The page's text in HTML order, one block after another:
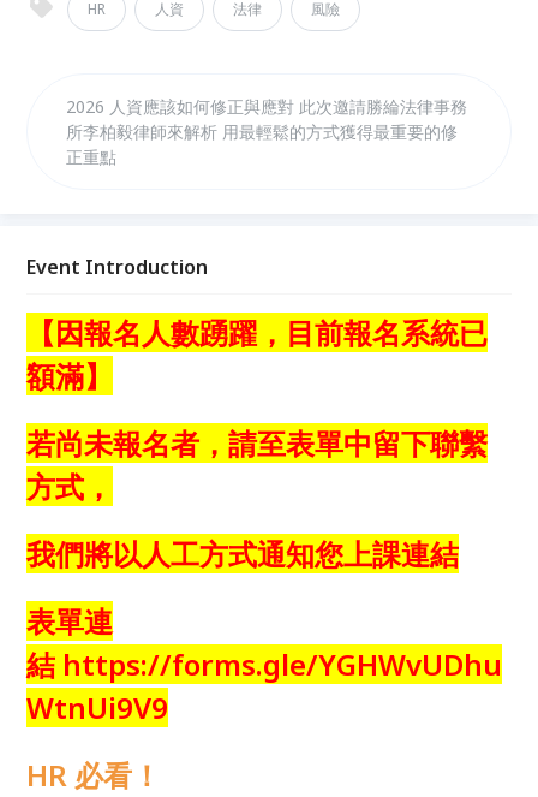
HR 人資 法律 風險
2026 人資應該如何修正與應對 此次邀請勝綸法律事務
所李柏毅律師來解析 用最輕鬆的方式獲得最重要的修
正重點
Event Introduction
【因報名人數踴躍，目前報名系統已
額滿】
若尚未報名者，請至表單中留下聯繫
方式，
我們將以人工方式通知您上課連結
表單連
結 https://forms.gle/YGHWvUDhu
WtnUi9V9
HR 必看！